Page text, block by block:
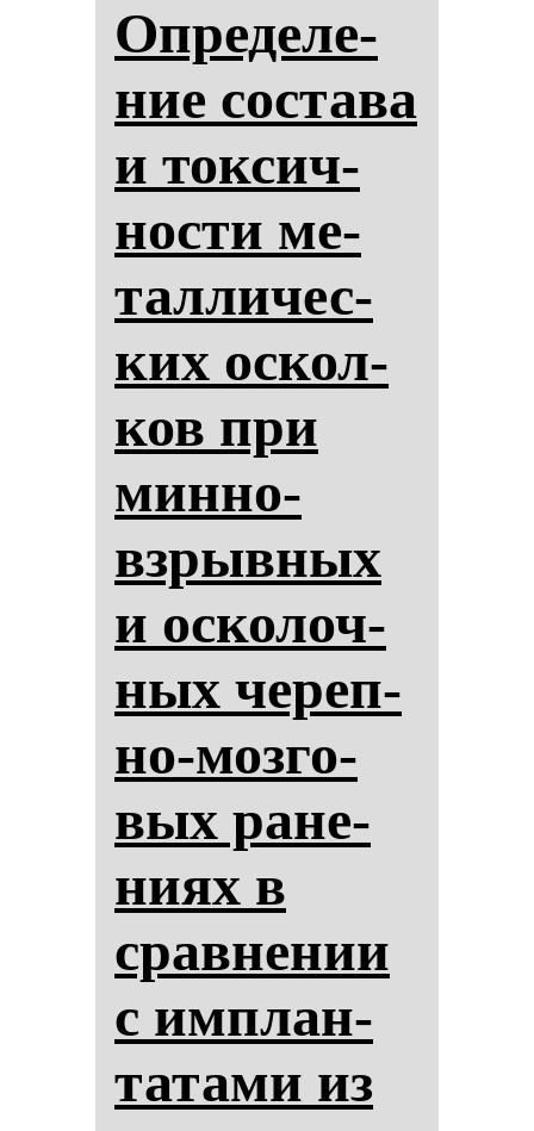
Оп­ре­де­ле­
ние сос­та­ва
и ток­сич­
нос­ти ме­
тал­ли­чес­
ких ос­кол­
ков при
мин­но-
взрыв­ных
и ос­ко­лоч­
ных че­реп­
но-моз­го­
вых ра­не­
ни­ях в
срав­не­нии
с им­план­
та­та­ми из